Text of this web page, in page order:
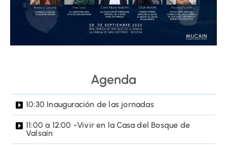
Agenda
10:30 Inauguración de las jornadas
11:00 a 12:00 -Vivir en la Casa del Bosque de
Valsaín